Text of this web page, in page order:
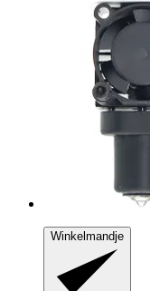
Winkelmandje